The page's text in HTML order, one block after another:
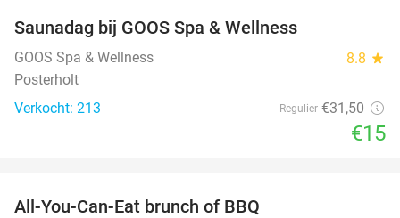
Saunadag bij GOOS Spa & Wellness
GOOS Spa & Wellness 8.8 star
Posterholt
Verkocht: 213
Regulier €31,50
€15
All-You-Can-Eat brunch of BBQ